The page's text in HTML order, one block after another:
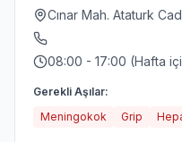
Cınar Mah. Ataturk
08:00 - 17:00 (Hafta
Gerekli Aşılar:
Meningokok
Grip